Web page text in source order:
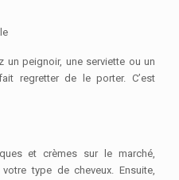
un peignoir, une serviette ou un
regretter de le porter. C’est
et crèmes sur le marché,
type de cheveux. Ensuite,